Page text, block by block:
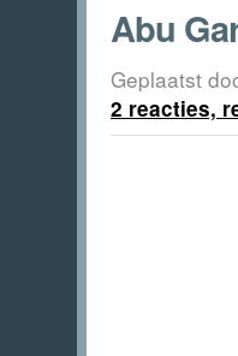
Abu
Geplaatst
2 reacties,